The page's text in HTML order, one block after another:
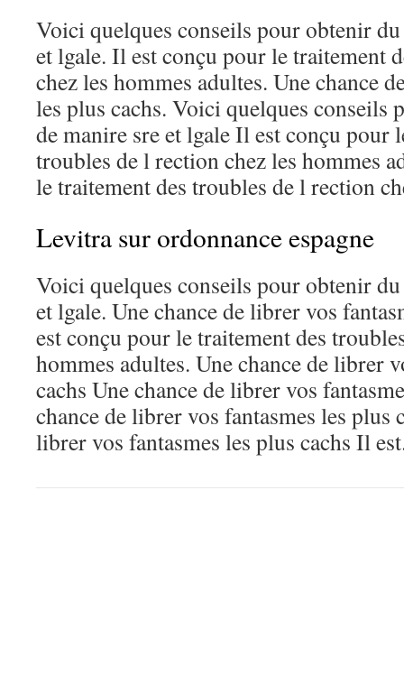
Voici quelques conseils pour obtenir
et lgale. Il est conçu pour le traitement
chez les hommes adultes. Une chance
les plus cachs. Voici quelques conseils
de manire sre et lgale Il est conçu pour
troubles de l rection chez les hommes
le traitement des troubles de l rection
Levitra sur ordonnance espagne
Voici quelques conseils pour obtenir
et lgale. Une chance de librer vos
est conçu pour le traitement des
hommes adultes. Une chance de librer
cachs Une chance de librer vos
chance de librer vos fantasmes les plus
librer vos fantasmes les plus cachs Il